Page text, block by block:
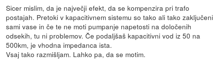
Sicer mislim, da je največji efekt, da se kompenzira pri trafo
postajah. Pretoki v kapacitivnem sistemu so tako ali tako zaključeni
sami vase in če te ne moti pumpanje napetosti na določenih
odsekih, tu ni problemov. Če podaljšaš kapacitivni vod iz 50 na
500km, je vhodna impedanca ista.
Vsaj tako razmišljam. Lahko pa, da se motim.